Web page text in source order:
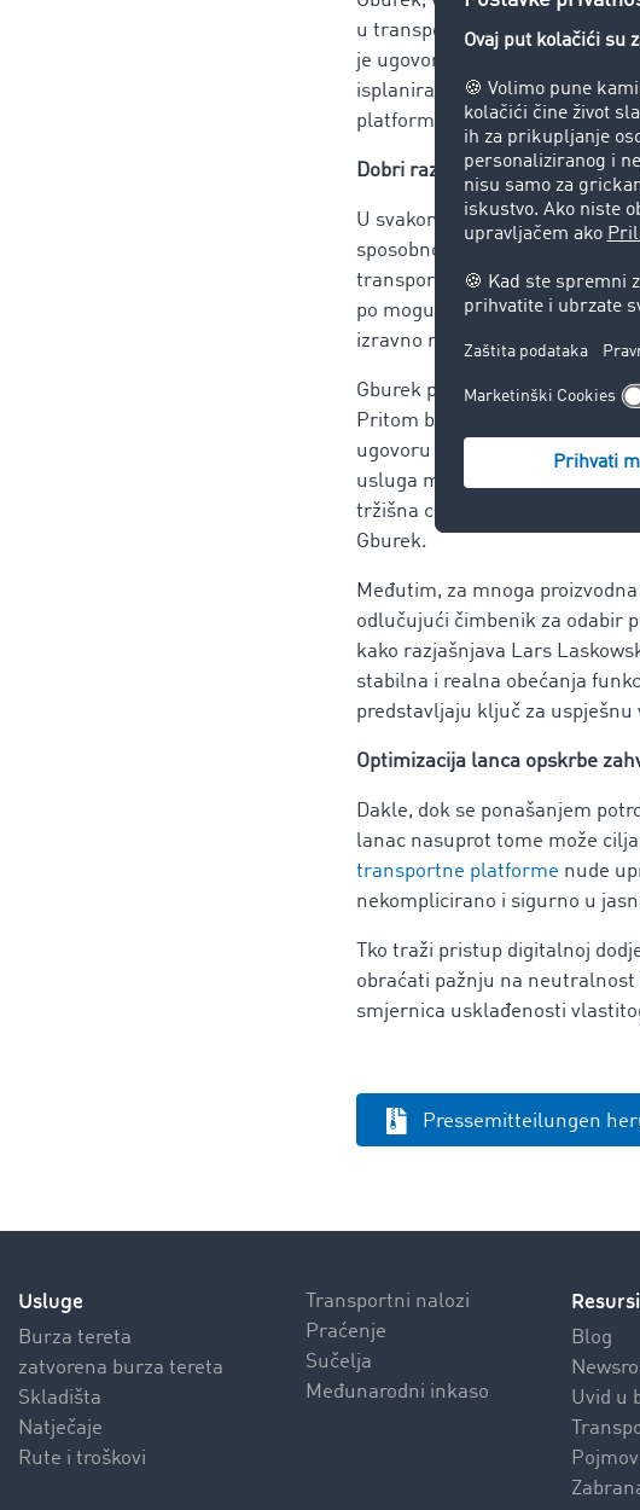
u transportu putem digitalnih
je ugovoriti postojeće procese.
isplanirati i koji se zbog
platforma dodatno je rješenje
Dobri razlozi za digitalnu
U svakom trenutku pronaći
sposobnost djelovanja. Ovo
transportne logistike u vlastite
po mogućnosti samo sutra, ne
izravno nastaje dugoročni
Gburek procjenjuje da
Pritom bi bilo pogrešno
ugovoru koji se odnosi na
usluga mora ugraditi cjenovni
tržišna cijena uvijek može
Gburek.
Međutim, za mnoga
odlučujući čimbenik za odabir
kako razjašnjava Lars
stabilna i realna obećanja
predstavljaju ključ za uspješnu
Optimizacija lanca opskrbe
Dakle, dok se ponašanjem
lanac nasuprot tome može
transportne platforme nude
nekomplicirano i sigurno u
Tko traži pristup digitalnoj
obraćati pažnju na
smjernica usklađenosti
Pressemitteilungen
Usluge
Burza tereta
zatvorena burza tereta
Skladišta
Natječaje
Rute i troškovi
Transportni nalozi
Praćenje
Sučelja
Međunarodni inkaso
Resursi
Blog
Uvid u